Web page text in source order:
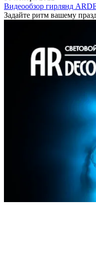
Видеообзор гирлянд
Задайте ритм вашему